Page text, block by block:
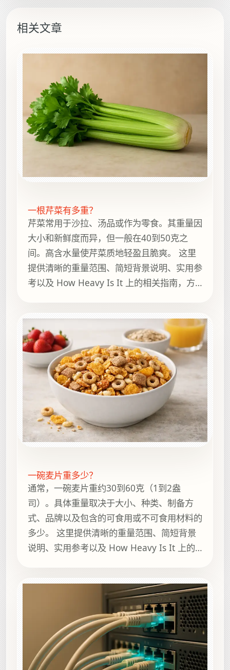
相关文章
一根芹菜有多重？
芹菜常用于沙拉、汤品或作为零食。其重量因
大小和新鲜度而异，但一般在40到50克之
间。高含水量使芹菜质地轻盈且脆爽。 这里
提供清晰的重量范围、简短背景说明、实用参
考以及 How Heavy Is It 上的相关指南，方
一碗麦片重多少？
通常，一碗麦片重约30到60克（1到2盎
司）。具体重量取决于大小、种类、制备方
式、品牌以及包含的可食用或不可食用材料的
多少。 这里提供清晰的重量范围、简短背景
说明、实用参考以及 How Heavy Is It 上的